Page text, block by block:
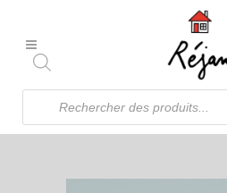
Recherche
produits